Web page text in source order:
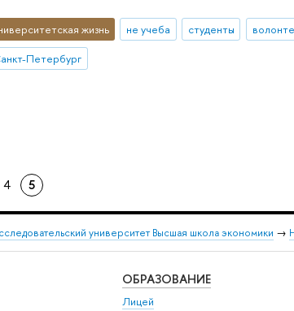
жизнь не учеба студенты
Петербург
4 5
университет Высшая школа экономики →
ОБРАЗОВАНИЕ
Лицей